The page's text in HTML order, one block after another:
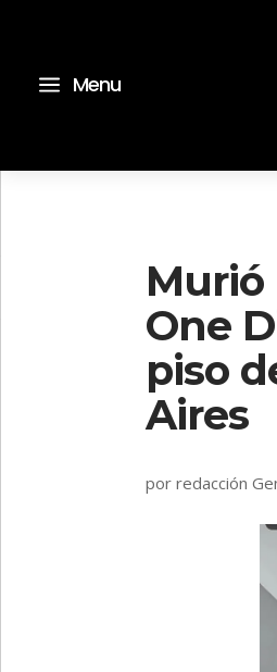
a Menu
Murió
One
piso
Aires
porredacción